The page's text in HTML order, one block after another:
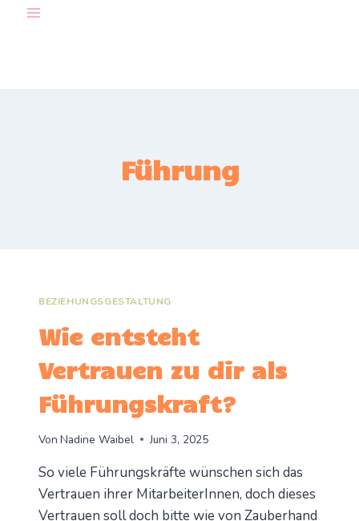
Führung
BEZIEHUNGSGESTALTUNG
Wie entsteht
Vertrauen zu dir als
Führungskraft?
Von Nadine Waibel Juni 3, 2025
So viele Führungskräfte wünschen sich das
Vertrauen ihrer MitarbeiterInnen, doch dieses
Vertrauen soll doch bitte wie von Zauberhand